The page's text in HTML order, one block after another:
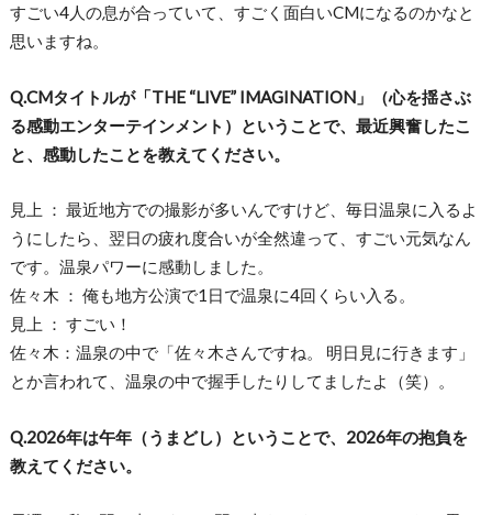
すごい4人の息が合っていて、すごく面白いCMになるのかなと
思いますね。
Q.CMタイトルが「THE “LIVE” IMAGINATION」（心を揺さぶ
る感動エンターテインメント）ということで、最近興奮したこ
と、感動したことを教えてください。
見上 ： 最近地方での撮影が多いんですけど、毎日温泉に入るよ
うにしたら、翌日の疲れ度合いが全然違って、すごい元気なん
です。温泉パワーに感動しました。
佐々木 ： 俺も地方公演で1日で温泉に4回くらい入る。
見上 ： すごい！
佐々木：温泉の中で「佐々木さんですね。 明日見に行きます」
とか言われて、温泉の中で握手したりしてましたよ（笑）。
Q.2026年は午年（うまどし）ということで、2026年の抱負を
教えてください。